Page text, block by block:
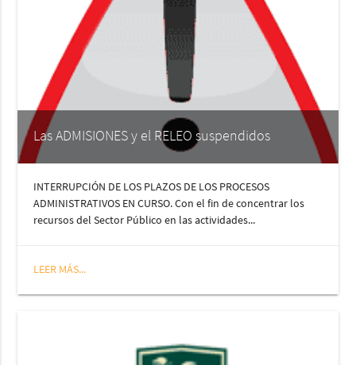
Las ADMISIONES y el RELEO suspendidos
INTERRUPCIÓN DE LOS PLAZOS DE LOS PROCESOS
ADMINISTRATIVOS EN CURSO. Con el fin de concentrar los
recursos del Sector Público en las actividades...
LEER MÁS...